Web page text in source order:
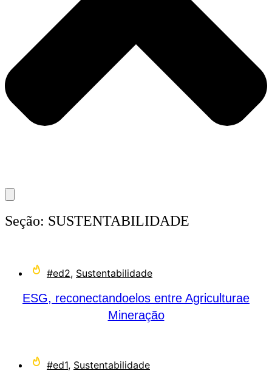
Seção: SUSTENTABILIDADE
#ed2, Sustentabilidade
ESG, reconectandoelos entre Agriculturae
Mineração
#ed1, Sustentabilidade